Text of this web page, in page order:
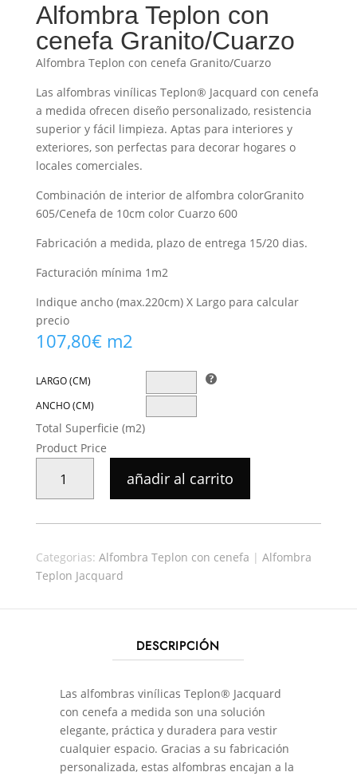
Alfombra Teplon con
cenefa Granito/Cuarzo
Alfombra Teplon con cenefa Granito/Cuarzo
Las alfombras vinílicas Teplon® Jacquard con cenefa
a medida ofrecen diseño personalizado, resistencia
superior y fácil limpieza. Aptas para interiores y
exteriores, son perfectas para decorar hogares o
locales comerciales.
Combinación de interior de alfombra colorGranito
605/Cenefa de 10cm color Cuarzo 600
Fabricación a medida, plazo de entrega 15/20 dias.
Facturación mínima 1m2
Indique ancho (max.220cm) X Largo para calcular
precio
107,80€m2
LARGO (CM)
ANCHO (CM)
Total Superficie (m2)
Product Price
TEPLON
CON
CENEFA
CANTIDAD
añadir al carrito
Categorias: Alfombra Teplon con cenefa | Alfombra
Teplon Jacquard
DESCRIPCIÓN
Las alfombras vinílicas Teplon® Jacquard
con cenefa a medida son una solución
elegante, práctica y duradera para vestir
cualquier espacio. Gracias a su fabricación
personalizada, estas alfombras encajan a la